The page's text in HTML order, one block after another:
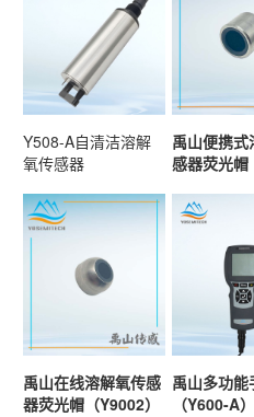
Y508-A自清洁溶解
氧传感器
禹山便携式
感器荧光帽
禹山在线溶解氧传感
器荧光帽（Y9002）
禹山多功能
（Y600-A）